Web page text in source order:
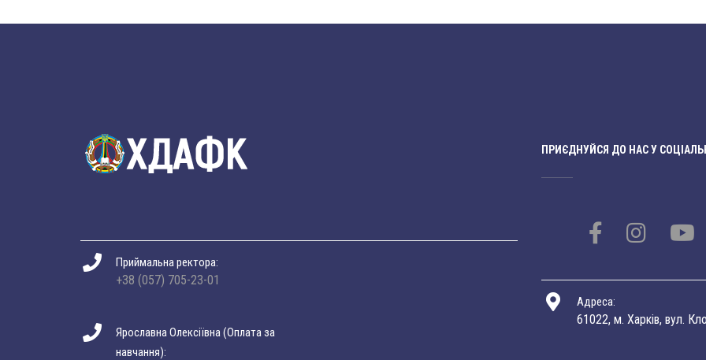
Приймальна ректора:
+38 (057) 705-23-01
Ярославна Олексіївна (Оплата за
навчання):
ПРИЄДНУЙСЯ ДО НАС У
Адреса:
61022, м. Харків, вул.